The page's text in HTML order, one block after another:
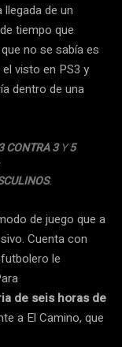
llegada de un
tiempo que
no se sabía es
visto en PS3 y
dentro de una
CONTRA 3Y5
.
de juego que a
Cuenta con
le
de seis horas de
a El Camino, que